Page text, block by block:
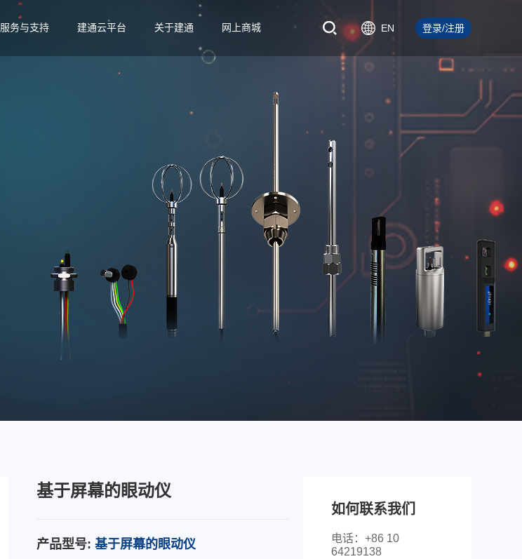
服务与支持 建通云平台 关于建通 网上商城 EN 登录/注册
基于屏幕的眼动仪
产品型号: 基于屏幕的眼动仪
如何联系我们
电话：+86 10
64219138